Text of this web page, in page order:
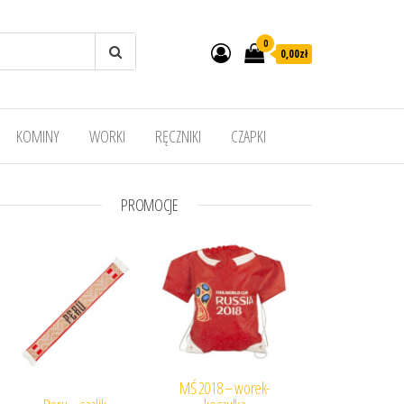
0
0,00zł
KOMINY WORKI RĘCZNIKI CZAPKI
PROMOCJE
MŚ 2018 – worek-